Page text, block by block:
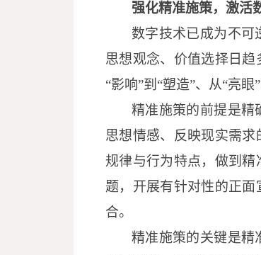
强化精准施策，激活
数字技术已成为不可
思想观念、价值选择日
“影响”到“塑造”、从“亮眼
精准施策的前提是精
思想情感、反映现实需
规律与行为特点，做到精
题，开展有针对性的正
合。
精准施策的关键是精